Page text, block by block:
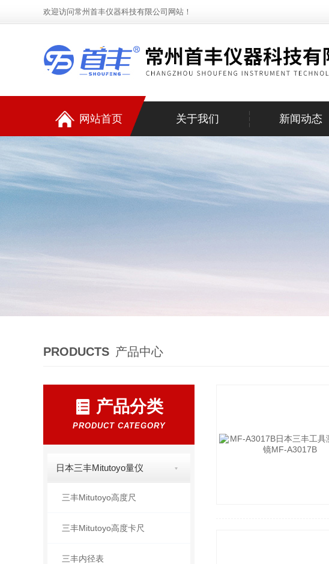
欢迎访问常州首丰仪器科技有限公司网站！
网站首页 关于我们 新闻动态
PRODUCTS 产品中心
产品分类
PRODUCT CATEGORY
日本三丰Mitutoyo量仪
三丰Mitutoyo高度尺
三丰Mitutoyo高度卡尺
三丰内径表